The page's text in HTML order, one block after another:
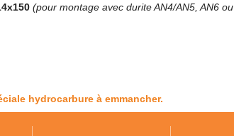
(pour montage avec durite AN4/AN5, AN6 ou
hydrocarbure à emmancher.